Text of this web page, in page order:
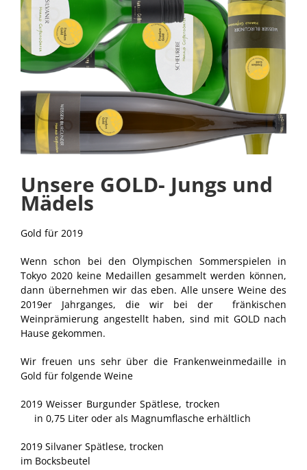
grösseres
Bild
Unsere GOLD- Jungs und
Mädels
Gold für 2019
Wenn schon bei den Olympischen Sommerspielen in
Tokyo 2020 keine Medaillen gesammelt werden können,
dann übernehmen wir das eben. Alle unsere Weine des
2019er Jahrganges, die wir bei der fränkischen
Weinprämierung angestellt haben, sind mit GOLD nach
Hause gekommen.
Wir freuen uns sehr über die Frankenweinmedaille in
Gold für folgende Weine
2019 Weisser Burgunder Spätlese, trocken
in 0,75 Liter oder als Magnumflasche erhältlich
2019 Silvaner Spätlese, trocken
im Bocksbeutel